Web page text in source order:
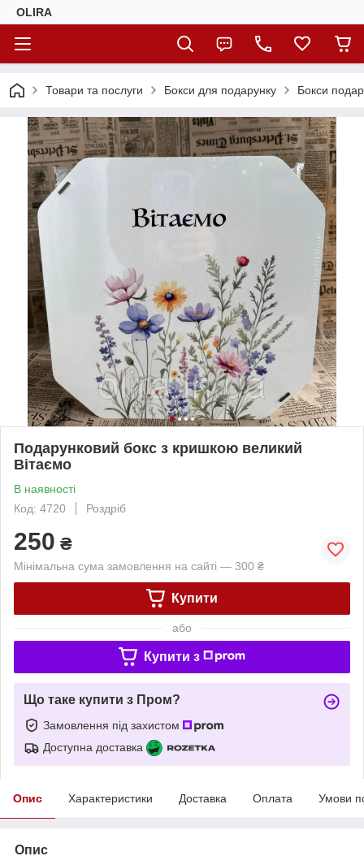
OLIRA
Товари та послуги Бокси для подарунку Бокси
Подарунковий бокс з кришкою великий
Вітаємо
В наявності
Код: 4720
Роздріб
250 ₴
Мінімальна сума замовлення на сайті — 300 ₴
Купити
або
Купити з
Що таке купити з Пром?
Замовлення під захистом
Доступна доставка
Опис Характеристики Доставка Оплата Умови
Опис